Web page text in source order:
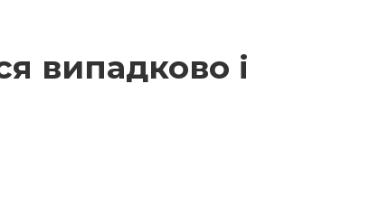
випадково і